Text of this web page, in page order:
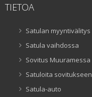
TIETOA
Satulan myyntivälitys
Satula vaihdossa
Sovitus Muuramessa
Satuloita sovitukseen
Satula-auto